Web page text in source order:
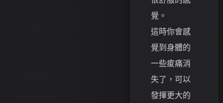
覺。
這時你會感
覺到身體的
一些痠痛消
失了，可以
發揮更大的